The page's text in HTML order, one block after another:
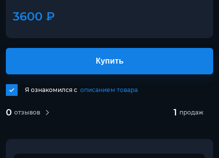
3600 ₽
0 отзывов 1 продаж
Я ознакомился с описанием товара
Купить